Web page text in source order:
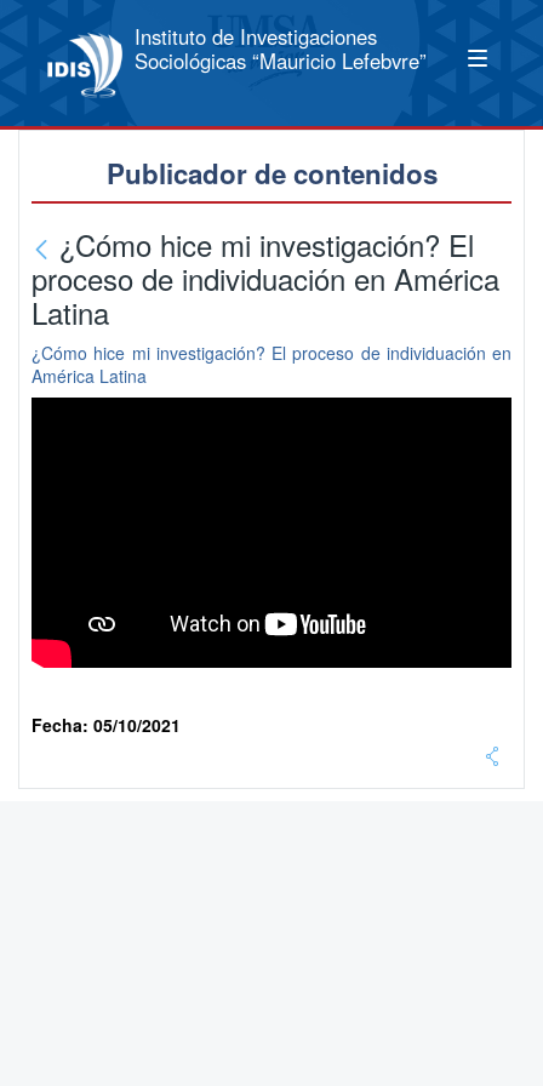
Instituto de Investigaciones
Sociológicas “Mauricio Lefebvre”
Publicador de contenidos
¿Cómo hice mi investigación? El
proceso de individuación en América
Latina
¿Cómo hice mi investigación? El proceso de individuación en
América Latina
Fecha: 05/10/2021